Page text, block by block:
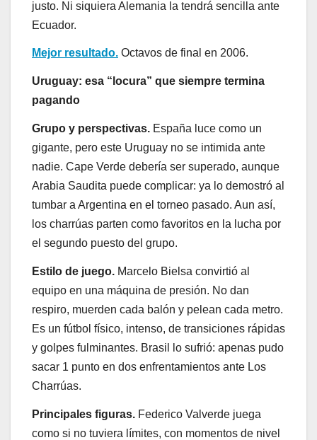
justo. Ni siquiera Alemania la tendrá sencilla ante
Ecuador.
Mejor resultado. Octavos de final en 2006.
Uruguay: esa “locura” que siempre termina
pagando
Grupo y perspectivas. España luce como un
gigante, pero este Uruguay no se intimida ante
nadie. Cape Verde debería ser superado, aunque
Arabia Saudita puede complicar: ya lo demostró al
tumbar a Argentina en el torneo pasado. Aun así,
los charrúas parten como favoritos en la lucha por
el segundo puesto del grupo.
Estilo de juego. Marcelo Bielsa convirtió al
equipo en una máquina de presión. No dan
respiro, muerden cada balón y pelean cada metro.
Es un fútbol físico, intenso, de transiciones rápidas
y golpes fulminantes. Brasil lo sufrió: apenas pudo
sacar 1 punto en dos enfrentamientos ante Los
Charrúas.
Principales figuras. Federico Valverde juega
como si no tuviera límites, con momentos de nivel